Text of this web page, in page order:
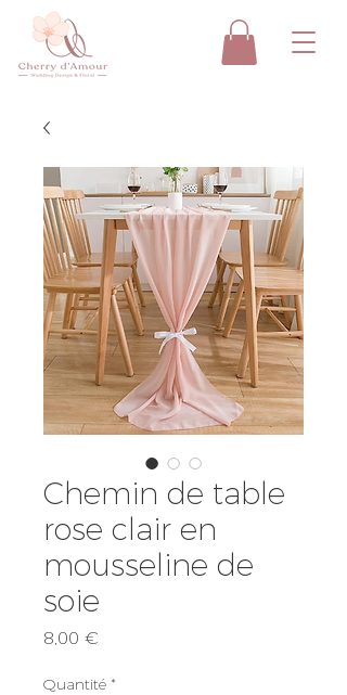
Chemin de table
rose clair en
mousseline de
soie
8,00 €
Quantité *